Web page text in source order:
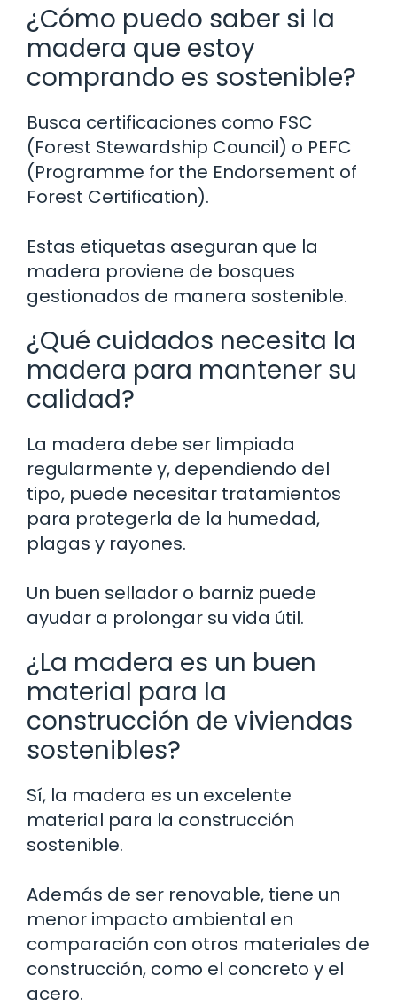
¿Cómo puedo saber si la
madera que estoy
comprando es sostenible?
Busca certificaciones como FSC
(Forest Stewardship Council) o PEFC
(Programme for the Endorsement of
Forest Certification).
Estas etiquetas aseguran que la
madera proviene de bosques
gestionados de manera sostenible.
¿Qué cuidados necesita la
madera para mantener su
calidad?
La madera debe ser limpiada
regularmente y, dependiendo del
tipo, puede necesitar tratamientos
para protegerla de la humedad,
plagas y rayones.
Un buen sellador o barniz puede
ayudar a prolongar su vida útil.
¿La madera es un buen
material para la
construcción de viviendas
sostenibles?
Sí, la madera es un excelente
material para la construcción
sostenible.
Además de ser renovable, tiene un
menor impacto ambiental en
comparación con otros materiales de
construcción, como el concreto y el
acero.